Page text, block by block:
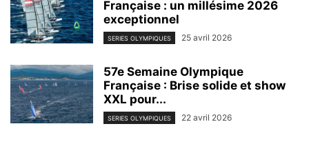
Française : un millésime 2026
exceptionnel
SERIES OLYMPIQUES 25 avril 2026
57e Semaine Olympique
Française : Brise solide et show
XXL pour...
SERIES OLYMPIQUES 22 avril 2026